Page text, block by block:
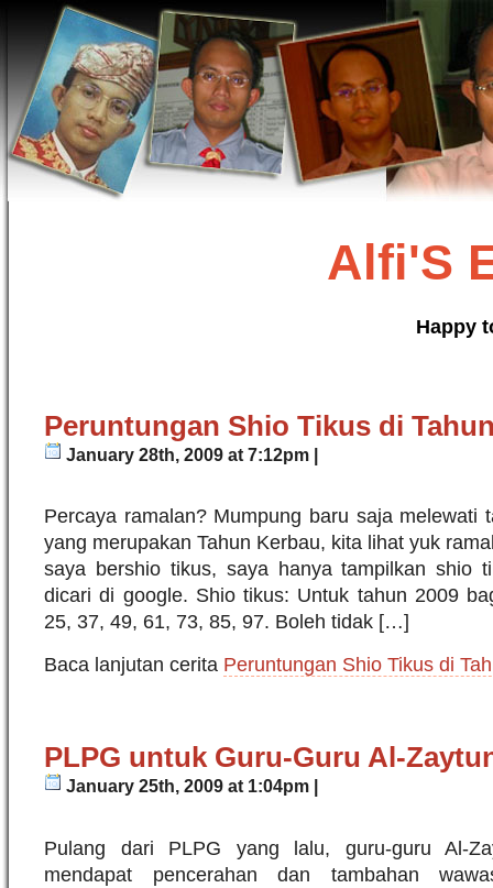
Alfi'S
Happy
Peruntungan Shio Tikus di
January 28th, 2009 at 7:12pm |
Percaya ramalan? Mumpung baru saja melewati
yang merupakan Tahun Kerbau, kita lihat yuk
saya bershio tikus, saya hanya tampilkan shio
dicari di google. Shio tikus: Untuk tahun 2009
25, 37, 49, 61, 73, 85, 97. Boleh tidak […]
Baca lanjutan cerita Peruntungan Shio Tikus di
PLPG untuk Guru-Guru Al-
January 25th, 2009 at 1:04pm |
Pulang dari PLPG yang lalu, guru-guru Al-
mendapat pencerahan dan tambahan